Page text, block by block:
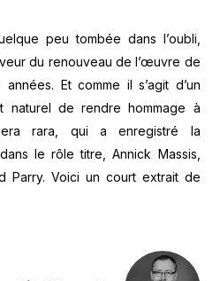
peu tombée dans l’oubli,
du renouveau de l’œuvre de
Et comme il s’agit d’un
naturel de rendre hommage à
rara, qui a enregistré la
le rôle titre, Annick Massis,
Parry. Voici un court extrait de